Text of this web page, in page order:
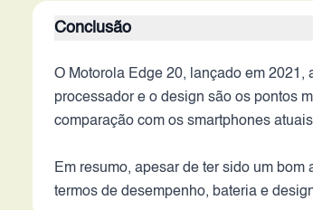
Conclusão
O Motorola Edge 20, lançado em 2021,
processador e o design são os pontos
comparação com os smartphones
Em resumo, apesar de ter sido um
termos de desempenho, bateria e